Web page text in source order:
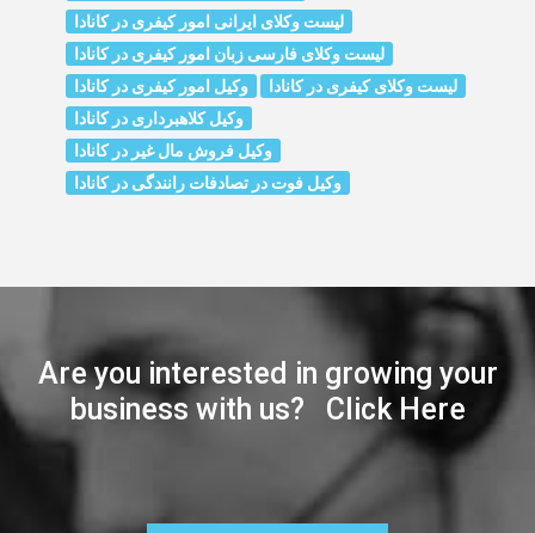
لیست وکلای ایرانی امور کیفری در کانادا
لیست وکلای فارسی زبان امور کیفری در کانادا
وکیل امور کیفری در کانادا
لیست وکلای کیفری در کانادا
وکیل کلاهبرداری در کانادا
وکیل فروش مال غیر در کانادا
وکیل فوت در تصادفات رانندگی در کانادا
Are you interested in growing your
business with us? Click Here